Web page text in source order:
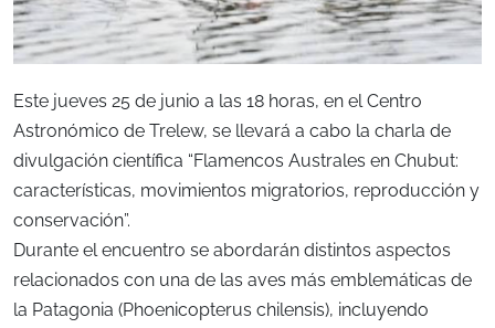
Este jueves 25 de junio a las 18 horas, en el Centro
Astronómico de Trelew, se llevará a cabo la charla de
divulgación científica “Flamencos Australes en Chubut:
características, movimientos migratorios, reproducción y
conservación”.
Durante el encuentro se abordarán distintos aspectos
relacionados con una de las aves más emblemáticas de
la Patagonia (Phoenicopterus chilensis), incluyendo